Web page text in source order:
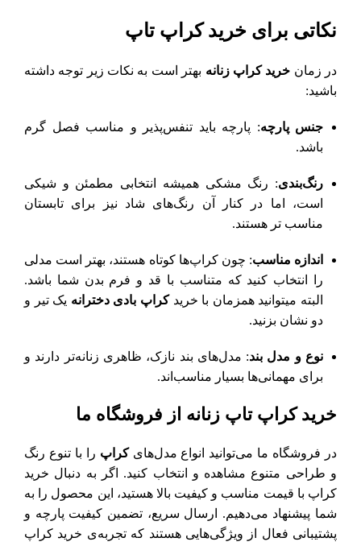
نکاتی برای خرید کراپ تاپ
در زمان خرید کراپ زنانه بهتر است به نکات زیر توجه داشته
باشید:
جنس پارچه: پارچه باید تنفس‌پذیر و مناسب فصل گرم
باشد.
رنگ‌بندی: رنگ مشکی همیشه انتخابی مطمئن و شیکی
است، اما در کنار آن رنگ‌های شاد نیز برای تابستان
مناسب‌ تر هستند.
اندازه مناسب: چون کراپ‌ها کوتاه هستند، بهتر است مدلی
را انتخاب کنید که متناسب با قد و فرم بدن شما باشد.
البته میتوانید همزمان با خریدکراپ بادی دخترانه یک تیر و
دو نشان بزنید.
نوع و مدل بند: مدل‌های بند نازک، ظاهری زنانه‌تر دارند و
برای مهمانی‌ها بسیار مناسب‌اند.
خرید کراپ تاپ زنانه از فروشگاه ما
در فروشگاه ما می‌توانید انواع مدل‌هایکراپ را با تنوع رنگ
و طراحی متنوع مشاهده و انتخاب کنید. اگر به دنبال خرید
کراپ با قیمت مناسب و کیفیت بالا هستید، این محصول را به
شما پیشنهاد می‌دهیم. ارسال سریع، تضمین کیفیت پارچه و
پشتیبانی فعال از ویژگی‌هایی هستند که تجربه‌ی خرید کراپ